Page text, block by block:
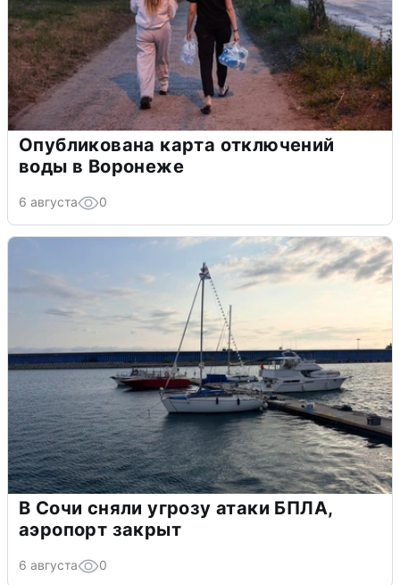
Опубликована карта отключений
воды в Воронеже
6 августа 0
В Сочи сняли угрозу атаки БПЛА,
аэропорт закрыт
6 августа 0